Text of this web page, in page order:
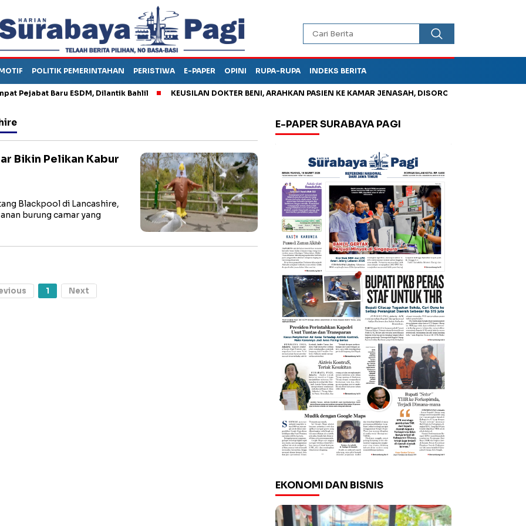
POLITIK PEMERINTAHAN PERISTIWA E-PAPER OPINI RUPA-RUPA INDEKS BERITA
Baru ESDM, Dilantik Bahlil KEUSILAN DOKTER BENI, ARAHKAN PASIEN KE KAMAR JENASAH, DISOROT
Bikin Pelikan Kabur
Blackpool di Lancashire,
burung camar yang
1 Next
E-PAPER SURABAYA PAGI
EKONOMI DAN BISNIS